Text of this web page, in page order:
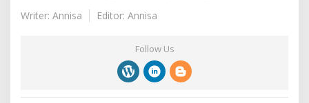
Writer: Annisa
Editor: Annisa
Follow Us